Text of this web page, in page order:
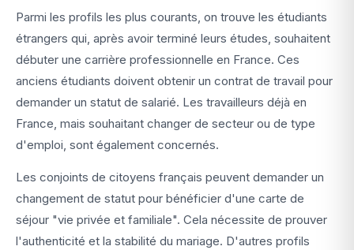
Parmi les profils les plus courants, on trouve les étudiants
étrangers qui, après avoir terminé leurs études, souhaitent
débuter une carrière professionnelle en France. Ces
anciens étudiants doivent obtenir un contrat de travail pour
demander un statut de salarié. Les travailleurs déjà en
France, mais souhaitant changer de secteur ou de type
d'emploi, sont également concernés.
Les conjoints de citoyens français peuvent demander un
changement de statut pour bénéficier d'une carte de
séjour "vie privée et familiale". Cela nécessite de prouver
l'authenticité et la stabilité du mariage. D'autres profils